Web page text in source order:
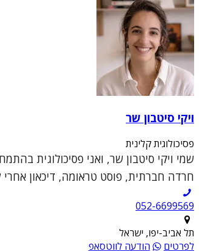
ויקי סיטבון שר
פסיכולוגית קלינית
שמי ויקי סיטבון שר, ואני פסיכולוגית
חרדה חברתית, פוסט טראומה, דיכאון אחרי
052-6699569
תל אביב-יפו, ישראל
לפרטים
הודעה לווטסאפ